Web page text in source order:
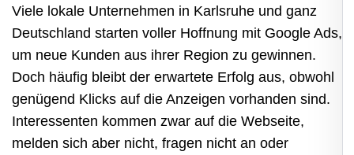
Viele lokale Unternehmen in Karlsruhe und ganz
Deutschland starten voller Hoffnung mit Google Ads,
um neue Kunden aus ihrer Region zu gewinnen.
Doch häufig bleibt der erwartete Erfolg aus, obwohl
genügend Klicks auf die Anzeigen vorhanden sind.
Interessenten kommen zwar auf die Webseite,
melden sich aber nicht, fragen nicht an oder